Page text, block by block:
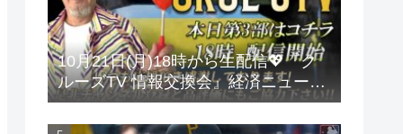
10月21日(月)18時から生配信💖『ク
ルーズTV 情報交換会』経済ニュース
投資 株式市場 新NISA 投資信託 仮想
通貨 ビットコイン 不動産投資 為替